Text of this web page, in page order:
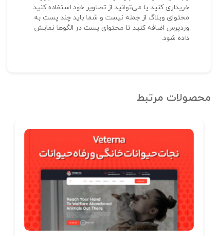
خریداری کنید یا می‌توانید از تصاویر خود استفاده کنید.
محتوای وبلاگ از جمله نیست و شما باید چند پست به
وردپرس اضافه کنید تا محتوای پست در الگوها نمایش
داده شود.
محصولات مرتبط